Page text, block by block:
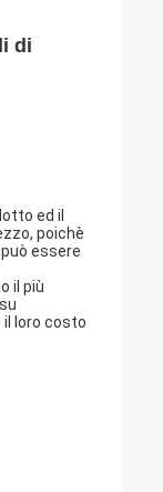
di
ed il
poichè
essere
il più
loro costo